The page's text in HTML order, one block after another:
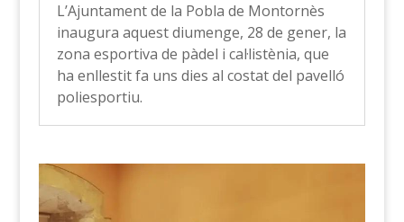
L’Ajuntament de la Pobla de Montornès
inaugura aquest diumenge, 28 de gener, la
zona esportiva de pàdel i cal·listènia, que
ha enllestit fa uns dies al costat del pavelló
poliesportiu.